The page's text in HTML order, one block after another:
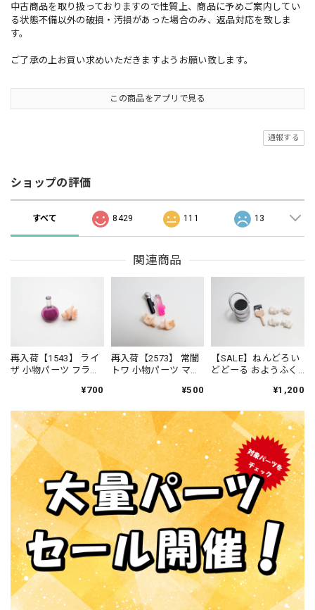
中古商品を取り扱っておりますので性質上、商品に予めご案内してい
る状態不備以外の破損・汚損があった場合のみ、返品対応を致しま
す。
ご了承の上お買い求めいただきますようお願い致します。
この商品をアプリで見る
通報する
ショップの評価
すべて 8429 111 13
関連商品
再入荷【1543】 ライ
ザ 小物パーツ フラス
¥700
再入荷【2573】 常闇
トワ 小物パーツ マイ
¥500
【SALE】ねんどろい
どどーる おようふく
ぎ：ブラック) ペンキ
¥1,200